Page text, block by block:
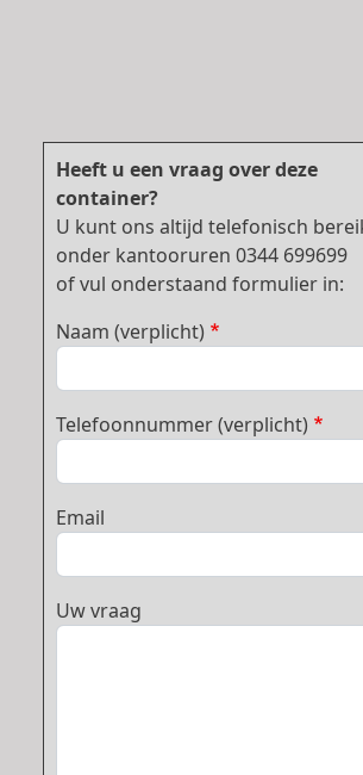
Heeft u een vraag over deze
container?
U kunt ons altijd telefonisch
onder kantooruren 0344 699699
of vul onderstaand formulier in:
Naam (verplicht)
Telefoonnummer (verplicht)
Email
Uw vraag